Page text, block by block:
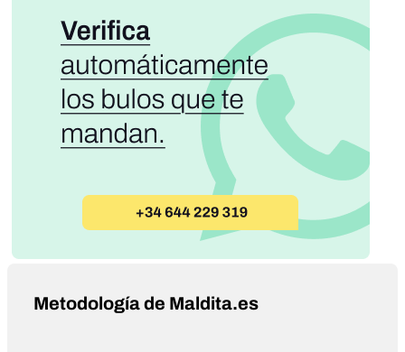
Metodología de Maldita.es